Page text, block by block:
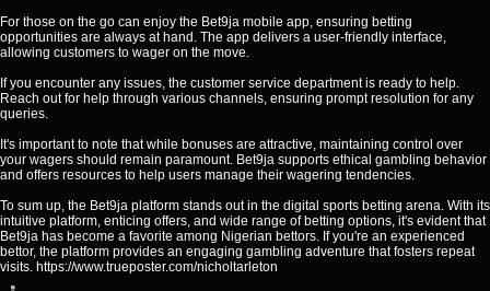
For those on the go can enjoy the Bet9ja mobile app, ensuring betting
opportunities are always at hand. The app delivers a user-friendly interface,
allowing customers to wager on the move.
If you encounter any issues, the customer service department is ready to help.
Reach out for help through various channels, ensuring prompt resolution for any
queries.
It's important to note that while bonuses are attractive, maintaining control over
your wagers should remain paramount. Bet9ja supports ethical gambling behavior
and offers resources to help users manage their wagering tendencies.
To sum up, the Bet9ja platform stands out in the digital sports betting arena. With its
intuitive platform, enticing offers, and wide range of betting options, it's evident that
Bet9ja has become a favorite among Nigerian bettors. If you're an experienced
bettor, the platform provides an engaging gambling adventure that fosters repeat
visits. https://www.trueposter.com/nicholtarleton